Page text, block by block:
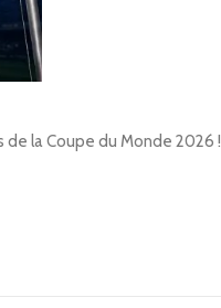
de la Coupe du Monde 2026 !